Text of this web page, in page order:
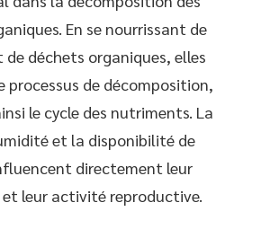
En se nourrissant de
de déchets organiques, elles
processus de décomposition,
le cycle des nutriments. La
et la disponibilité de
directement leur
et leur activité reproductive.